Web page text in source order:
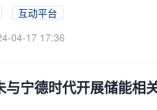
互动平台
04-17 17:36
与宁德时代开展储能相